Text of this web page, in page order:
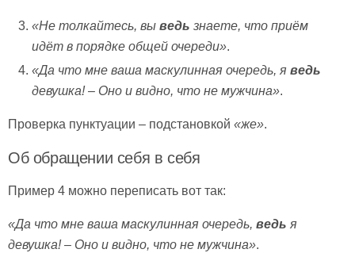
«Не толкайтесь, выведьзнаете, что приём
идёт в порядке общей очереди».
«Да что мне ваша маскулинная очередь, яведь
девушка! – Оно и видно, что не мужчина».
Проверка пунктуации – подстановкой «же».
Об обращении себя в себя
Пример 4 можно переписать вот так:
«Да что мне ваша маскулинная очередь, ведь я
девушка! – Оно и видно, что не мужчина».